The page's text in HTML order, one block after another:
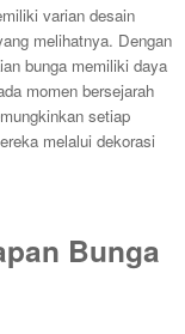
varian desain
melihatnya. Dengan
bunga memiliki daya
momen bersejarah
setiap
melalui dekorasi
Bunga